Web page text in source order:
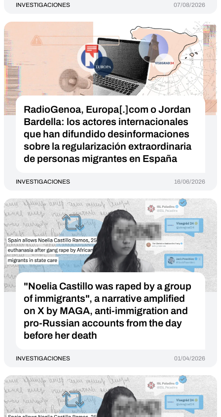
INVESTIGACIONES 07/08/2026
RadioGenoa, Europa[.]com o Jordan
Bardella: los actores internacionales
que han difundido desinformaciones
sobre la regularización extraordinaria
de personas migrantes en España
INVESTIGACIONES 16/06/2026
"Noelia Castillo was raped by a group
of immigrants", a narrative amplified
on X by MAGA, anti-immigration and
pro-Russian accounts from the day
before her death
INVESTIGACIONES 01/04/2026